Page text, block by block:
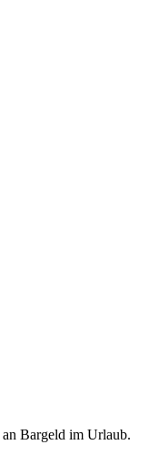
Bargeld im Urlaub.